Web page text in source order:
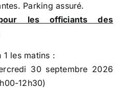
Parking assuré.
les officiants des
1 les matins :
30 septembre 2026
12h30)